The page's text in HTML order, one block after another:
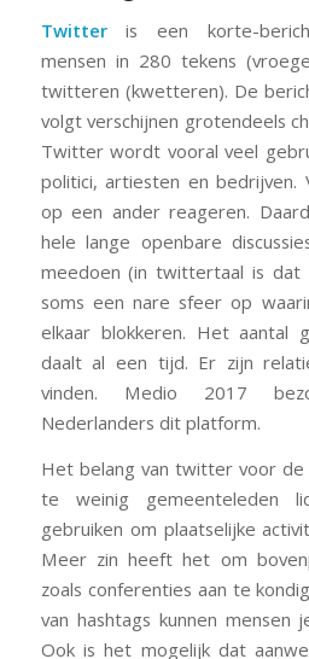
Twitteris een korte-
mensen in 280 tekens
twitteren (kwetteren). De
volgt verschijnen grotendeels
Twitter wordt vooral veel
politici, artiesten en bedrijven.
op een ander reageren.
hele lange openbare
meedoen (in twittertaal is dat
soms een nare sfeer op
elkaar blokkeren. Het aantal
daalt al een tijd. Er zijn
vinden. Medio 2017
Nederlanders dit platform.
Het belang van twitter voor de
te weinig gemeenteleden
gebruiken om plaatselijke
Meer zin heeft het om
zoals conferenties aan te
van hashtags kunnen mensen
Ook is het mogelijk dat